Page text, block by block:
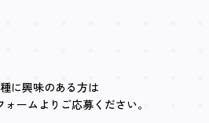
に興味のある方は
ームよりご応募ください。